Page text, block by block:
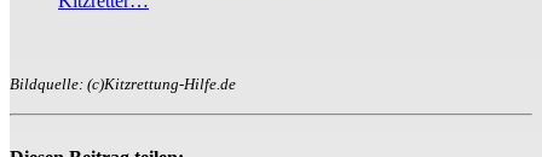
Bildquelle: (c)Kitzrettung-Hilfe.de